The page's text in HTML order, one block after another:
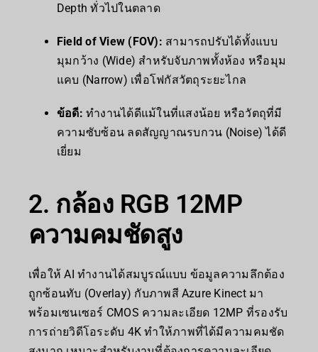
Depth ทั่วไปในตลาด
Field of View (FOV): สามารถปรับได้ทั้งแบบ
มุมกว้าง (Wide) สำหรับจับภาพทั้งห้อง หรือมุม
แคบ (Narrow) เพื่อโฟกัสวัตถุระยะไกล
ข้อดี: ทำงานได้ดีแม้ในที่แสงน้อย หรือวัตถุที่มี
ความซับซ้อน ลดสัญญาณรบกวน (Noise) ได้ดี
เยี่ยม
2. กล้อง RGB 12MP
ความคมชัดสูง
เพื่อให้ AI ทำงานได้สมบูรณ์แบบ ข้อมูลความลึกต้อง
ถูกซ้อนทับ (Overlay) กับภาพสี Azure Kinect มา
พร้อมเซนเซอร์ CMOS ความละเอียด 12MP ที่รองรับ
การถ่ายวิดีโอระดับ 4K ทำให้ภาพที่ได้มีความคมชัด